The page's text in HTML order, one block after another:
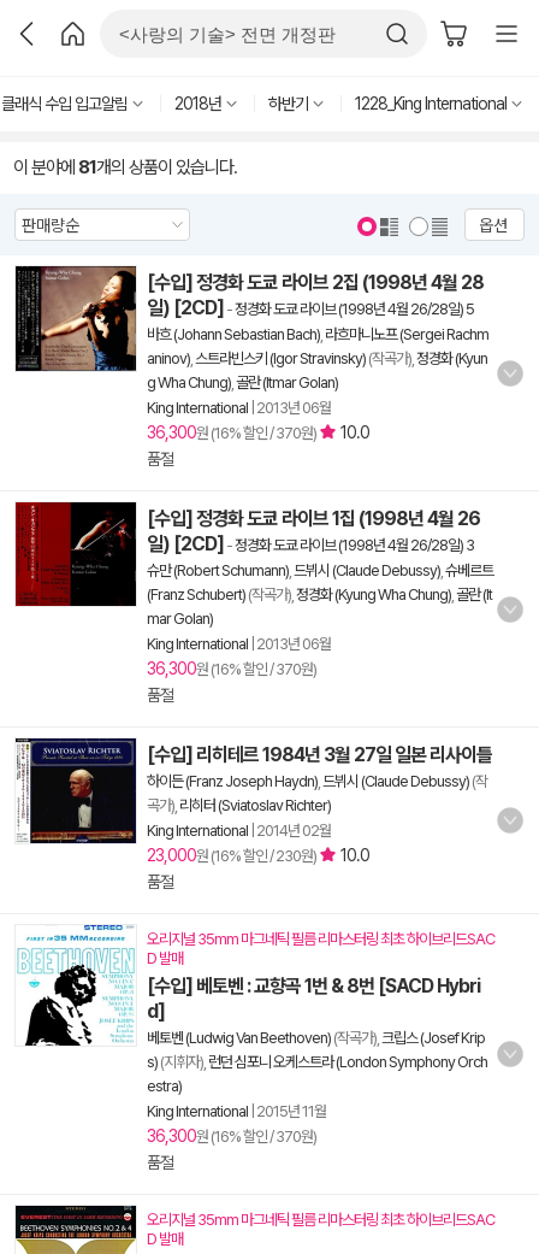
클래식 수입 입고알림 2018년 하반기 1228_King International
이 분야에 81개의 상품이 있습니다.
옵션
[수입] 정경화 도쿄 라이브 2집 (1998년 4월 28
일) [2CD] -정경화 도쿄 라이브 (1998년 4월 26/28일) 5
바흐 (Johann Sebastian Bach) 라흐마니노프 (Sergei Rachm
aninov) 스트라빈스키 (Igor Stravinsky) (작곡가), 정경화 (Kyun
g Wha Chung) 골란 (Itmar Golan)
King International 2013년 06월
36,300원 (16% 할인 / 370원)
10.0
품절
[수입] 정경화 도쿄 라이브 1집 (1998년 4월 26
일) [2CD] -정경화 도쿄 라이브 (1998년 4월 26/28일) 3
슈만 (Robert Schumann) 드뷔시 (Claude Debussy) 슈베르트
(Franz Schubert) (작곡가), 정경화 (Kyung Wha Chung) 골란 (It
mar Golan)
King International 2013년 06월
36,300원 (16% 할인 / 370원)
품절
[수입] 리히테르 1984년 3월 27일 일본 리사이틀
하이든 (Franz Joseph Haydn) 드뷔시 (Claude Debussy) (작
곡가), 리히터 (Sviatoslav Richter)
King International 2014년 02월
23,000원 (16% 할인 / 230원)
10.0
품절
오리지널 35mm 마그네틱 필름 리마스터링 최초 하이브리드SAC
D 발매
[수입] 베토벤 : 교향곡 1번 & 8번 [SACD Hybri
d]
베토벤 (Ludwig Van Beethoven) (작곡가), 크립스 (Josef Krip
s) (지휘자), 런던 심포니 오케스트라 (London Symphony Orch
estra)
King International 2015년 11월
36,300원 (16% 할인 / 370원)
품절
오리지널 35mm 마그네틱 필름 리마스터링 최초 하이브리드SAC
D 발매